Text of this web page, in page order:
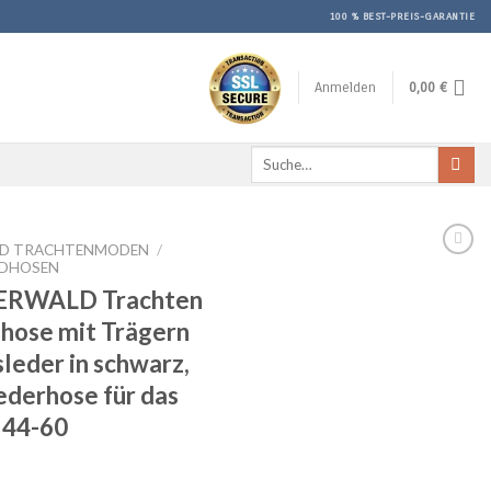
100 % BEST-PREIS-GARANTIE
Anmelden 0,00 €
Suche
TRACHTENMODEN /
Trachten
mit Trägern
in schwarz,
für das
60